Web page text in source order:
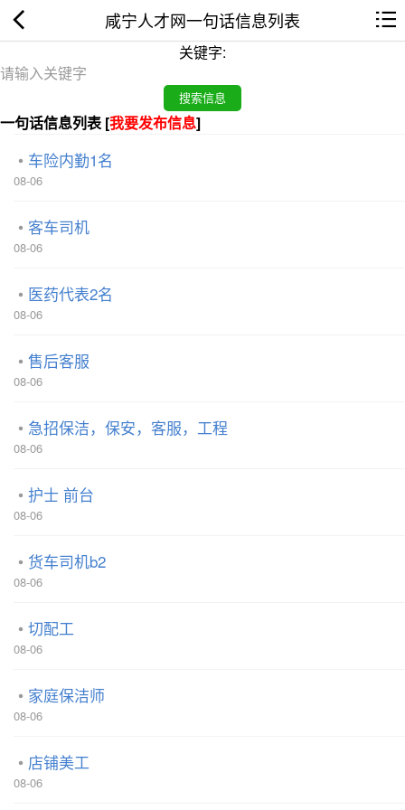
咸宁人才网一句话信息列表
关键字:
一句话信息列表 [我要发布信息]
车险内勤1名
08-06
客车司机
08-06
医药代表2名
08-06
售后客服
08-06
急招保洁，保安，客服，工程
08-06
护士 前台
08-06
货车司机b2
08-06
切配工
08-06
家庭保洁师
08-06
店铺美工
08-06